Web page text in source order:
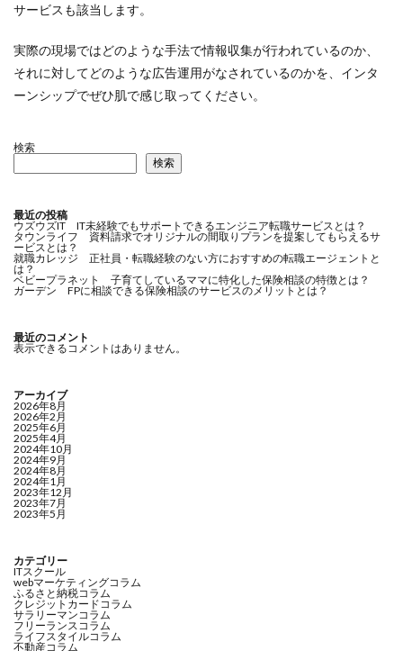
サービスも該当します。
実際の現場ではどのような手法で情報収集が行われているのか、
それに対してどのような広告運用がなされているのかを、インタ
ーンシップでぜひ肌で感じ取ってください。
検索
検索
最近の投稿
ウズウズIT IT未経験でもサポートできるエンジニア転職サービスとは？
タウンライフ 資料請求でオリジナルの間取りプランを提案してもらえるサ
ービスとは？
就職カレッジ 正社員・転職経験のない方におすすめの転職エージェントと
は？
ベビープラネット 子育てしているママに特化した保険相談の特徴とは？
ガーデン FPに相談できる保険相談のサービスのメリットとは？
最近のコメント
表示できるコメントはありません。
アーカイブ
2026年8月
2026年2月
2025年6月
2025年4月
2024年10月
2024年9月
2024年8月
2024年1月
2023年12月
2023年7月
2023年5月
カテゴリー
ITスクール
webマーケティングコラム
ふるさと納税コラム
クレジットカードコラム
サラリーマンコラム
フリーランスコラム
ライフスタイルコラム
不動産コラム